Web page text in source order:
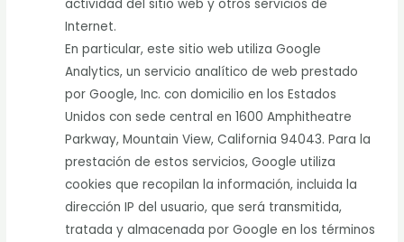
actividad del sitio web y otros servicios de
Internet.
En particular, este sitio web utiliza Google
Analytics, un servicio analítico de web prestado
por Google, Inc. con domicilio en los Estados
Unidos con sede central en 1600 Amphitheatre
Parkway, Mountain View, California 94043. Para la
prestación de estos servicios, Google utiliza
cookies que recopilan la información, incluida la
dirección IP del usuario, que será transmitida,
tratada y almacenada por Google en los términos